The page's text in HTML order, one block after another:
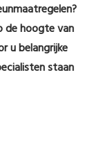
de hoogte van
u belangrijke
staan